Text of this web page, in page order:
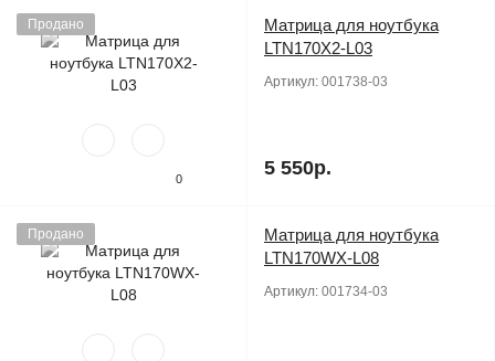
Продано
0
Матрица для ноутбука
LTN170X2-L03
Артикул: 001738-03
5 550р.
Продано
Матрица для ноутбука
LTN170WX-L08
Артикул: 001734-03